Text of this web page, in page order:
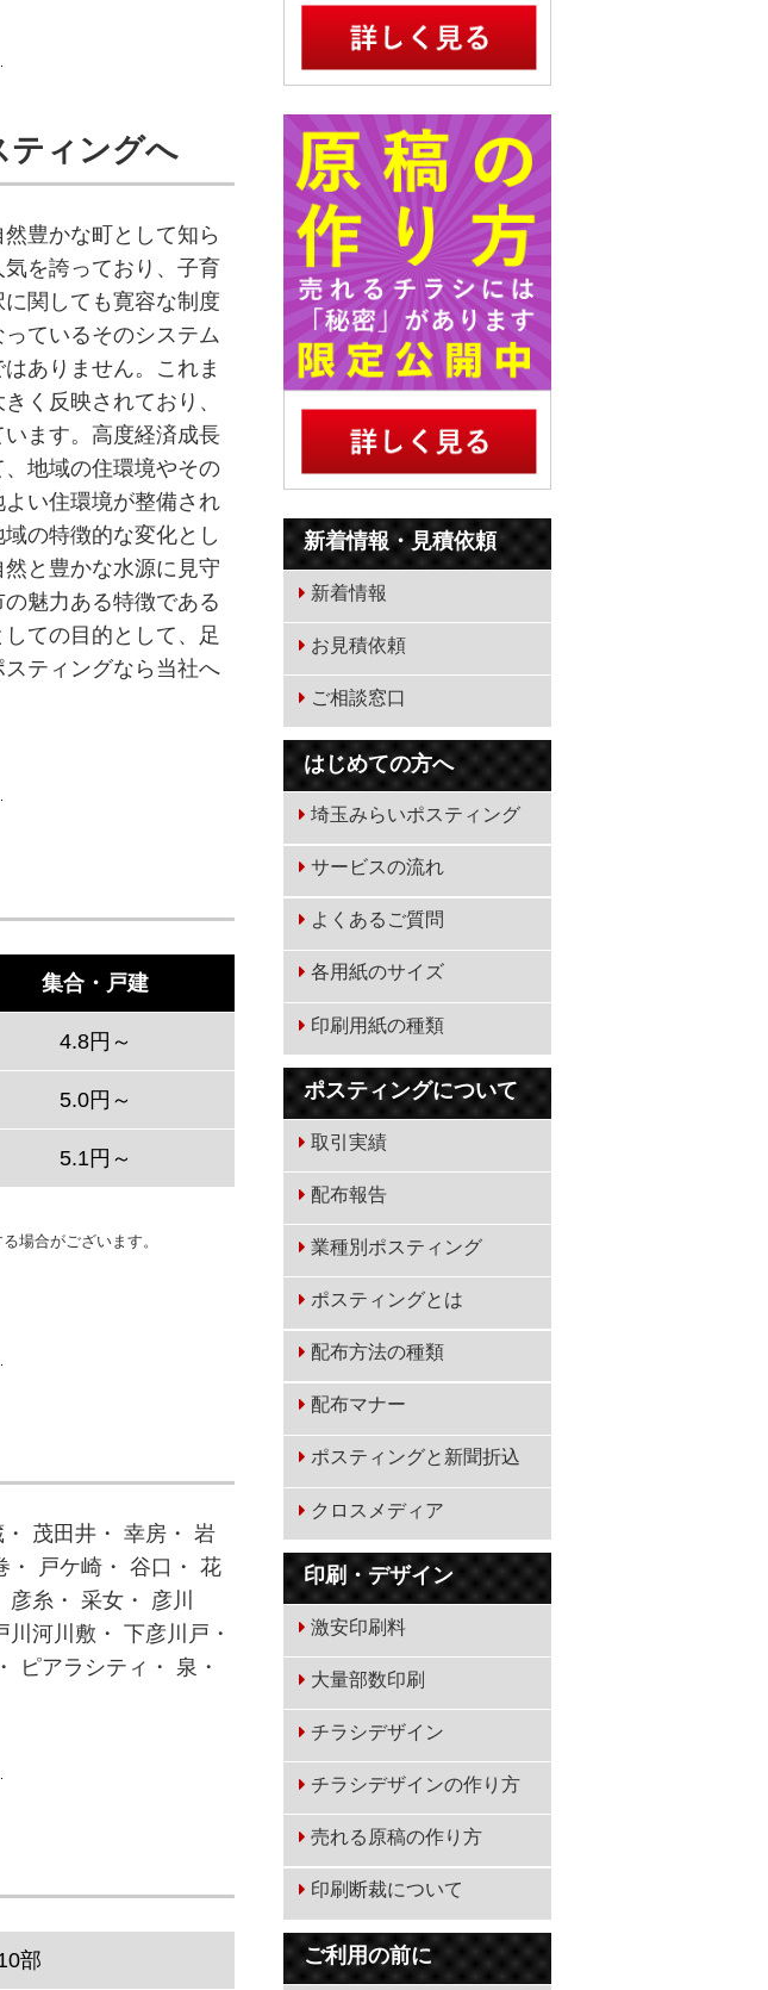
ティングへ
豊かな町として知ら
を誇っており、子育
関しても寛容な制度
ているそのシステム
ありません。これま
く反映されており、
ます。高度経済成長
地域の住環境やその
い住環境が整備され
の特徴的な変化とし
と豊かな水源に見守
魅力ある特徴である
ての目的として、足
ティングなら当社へ
集合・戸建
4.8円～
5.0円～
5.1円～
場合がございます。
茂田井・ 幸房・ 岩
・ 戸ケ崎・ 谷口・ 花
糸・ 采女・ 彦川
河川敷・ 下彦川戸・
ピアラシティ・ 泉・
部
新着情報・見積依頼
新着情報
お見積依頼
ご相談窓口
はじめての方へ
埼玉みらいポスティング
サービスの流れ
よくあるご質問
各用紙のサイズ
印刷用紙の種類
ポスティングについて
取引実績
配布報告
業種別ポスティング
ポスティングとは
配布方法の種類
配布マナー
ポスティングと新聞折込
クロスメディア
印刷・デザイン
激安印刷料
大量部数印刷
チラシデザイン
チラシデザインの作り方
売れる原稿の作り方
印刷断裁について
ご利用の前に